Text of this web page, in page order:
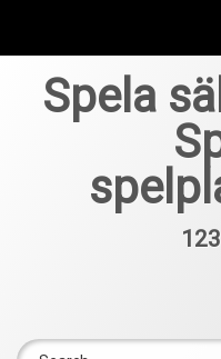
Casino med utländsk
contentSpela